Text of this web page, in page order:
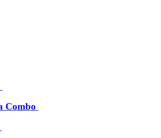
Combo